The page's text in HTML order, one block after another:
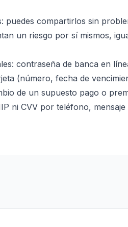
puedes compartirlos sin
un riesgo por sí mismos,
contraseña de banca en
(número, fecha de
de un supuesto pago o
ni CVV por teléfono,